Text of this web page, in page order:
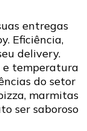
entregas
Eficiência,
delivery.
e temperatura
do setor
marmitas
ser saboroso